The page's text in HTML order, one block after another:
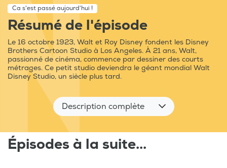
Ca s'est passé aujourd'hui !
Résumé de l'épisode
Le 16 octobre 1923, Walt et Roy Disney fondent les Disney
Brothers Cartoon Studio à Los Angeles. À 21 ans, Walt,
passionné de cinéma, commence par dessiner des courts
métrages. Ce petit studio deviendra le géant mondial Walt
Disney Studio, un siècle plus tard.
Description complète
Épisodes à la suite...